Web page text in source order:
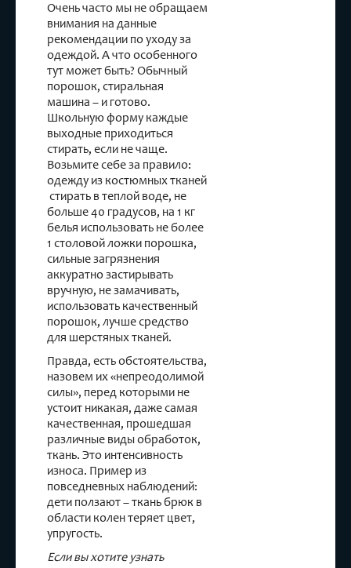
Очень часто мы не обращаем
внимания на данные
рекомендации по уходу за
одеждой. А что особенного
тут может быть? Обычный
порошок, стиральная
машина – и готово.
Школьную форму каждые
выходные приходиться
стирать, если не чаще.
Возьмите себе за правило:
одежду из костюмных тканей
стирать в теплой воде, не
больше 40 градусов, на 1 кг
белья использовать не более
1 столовой ложки порошка,
сильные загрязнения
аккуратно застирывать
вручную, не замачивать,
использовать качественный
порошок, лучше средство
для шерстяных тканей.
Правда, есть обстоятельства,
назовем их «непреодолимой
силы», перед которыми не
устоит никакая, даже самая
качественная, прошедшая
различные виды обработок,
ткань. Это интенсивность
износа. Пример из
повседневных наблюдений:
дети ползают – ткань брюк в
области колен теряет цвет,
упругость.
Если вы хотите узнать